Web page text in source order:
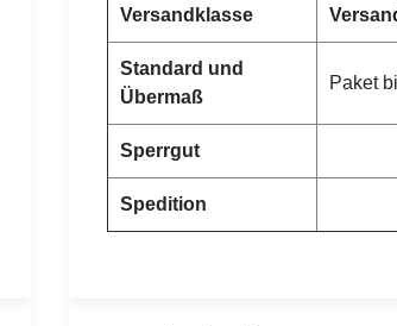
Versandklasse
Standard und
Übermaß
Paket
Sperrgut
Spedition